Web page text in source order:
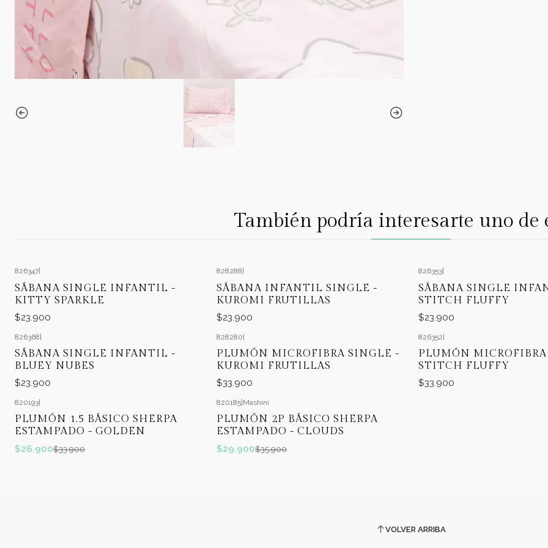
También podría interesarte uno de
826347
SÁBANA SINGLE INFANTIL -
KITTY SPARKLE
$23.900
828288
SÁBANA INFANTIL SINGLE -
KUROMI FRUTILLAS
$23.900
826353
SÁBANA SINGLE
STITCH FLUFFY
$23.900
826368|
SÁBANA SINGLE INFANTIL -
BLUEY NUBES
$23.900
828280|
PLUMÓN MICROFIBRA SINGLE -
KUROMI FRUTILLAS
$33.900
826352|
PLUMÓN
STITCH FLUFFY
$33.900
OFF
820193
PLUMÓN 1.5 BÁSICO SHERPA
ESTAMPADO - GOLDEN
$26.900$33.900
OFF
820185 Mashini
PLUMÓN 2P BÁSICO SHERPA
ESTAMPADO - CLOUDS
$29.900$35.900
VOLVER ARRIBA